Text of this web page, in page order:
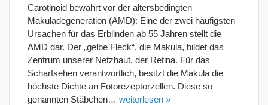
Carotinoid bewahrt vor der altersbedingten
Makuladegeneration (AMD): Eine der zwei häufigsten
Ursachen für das Erblinden ab 55 Jahren stellt die
AMD dar. Der „gelbe Fleck“, die Makula, bildet das
Zentrum unserer Netzhaut, der Retina. Für das
Scharfsehen verantwortlich, besitzt die Makula die
höchste Dichte an Fotorezeptorzellen. Diese so
genannten Stäbchen… weiterlesen »